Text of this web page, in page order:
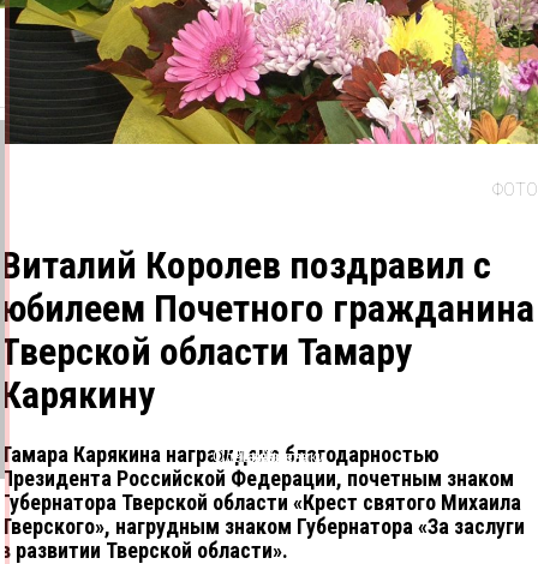
ФОТО
Виталий Королев поздравил с
юбилеем Почетного гражданина
Тверской области Тамару
Карякину
Тамара Карякина награждена благодарностью
Президента Российской Федерации, почетным знаком
Губернатора Тверской области «Крест святого Михаила
Тверского», нагрудным знаком Губернатора «За заслуги
в развитии Тверской области».
Одноклассники
ВКонтакте
X
Telegram